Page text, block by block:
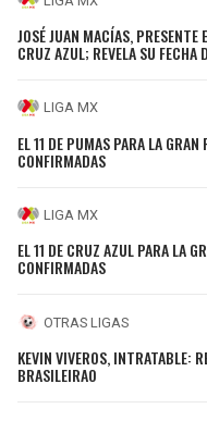
JOSÉ JUAN MACÍAS, PRESENTE
CRUZ AZUL; REVELA SU FECHA
LIGA MX
EL 11 DE PUMAS PARA LA
CONFIRMADAS
LIGA MX
EL 11 DE CRUZ AZUL PARA LA
CONFIRMADAS
OTRAS LIGAS
KEVIN VIVEROS, INTRATABLE:
BRASILEIRAO